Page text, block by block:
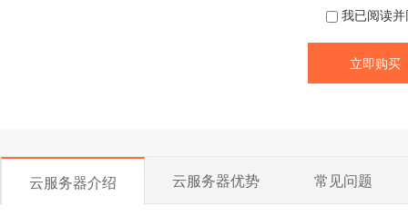
我已阅读
云服务器介绍 云服务器优势 常见问题